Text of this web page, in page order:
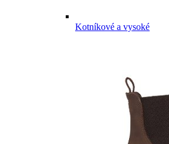
Kotníkové a vysoké